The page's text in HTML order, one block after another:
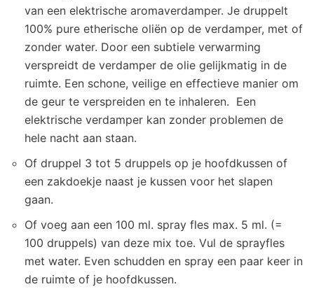
van een elektrische aromaverdamper. Je druppelt
100% pure etherische oliën op de verdamper, met of
zonder water. Door een subtiele verwarming
verspreidt de verdamper de olie gelijkmatig in de
ruimte. Een schone, veilige en effectieve manier om
de geur te verspreiden en te inhaleren. Een
elektrische verdamper kan zonder problemen de
hele nacht aan staan.
Of druppel 3 tot 5 druppels op je hoofdkussen of
een zakdoekje naast je kussen voor het slapen
gaan.
Of voeg aan een 100 ml. spray fles max. 5 ml. (=
100 druppels) van deze mix toe. Vul de sprayfles
met water. Even schudden en spray een paar keer in
de ruimte of je hoofdkussen.